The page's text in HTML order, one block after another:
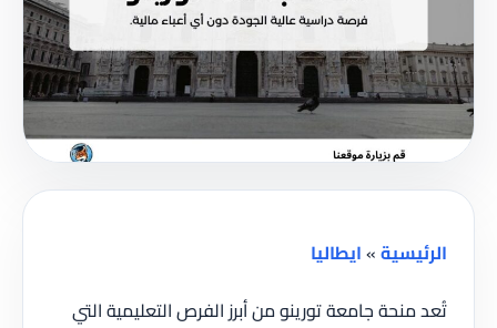
الرئيسية»ايطاليا
تُعد منحة جامعة تورينو من أبرز الفرص التعليمية التي